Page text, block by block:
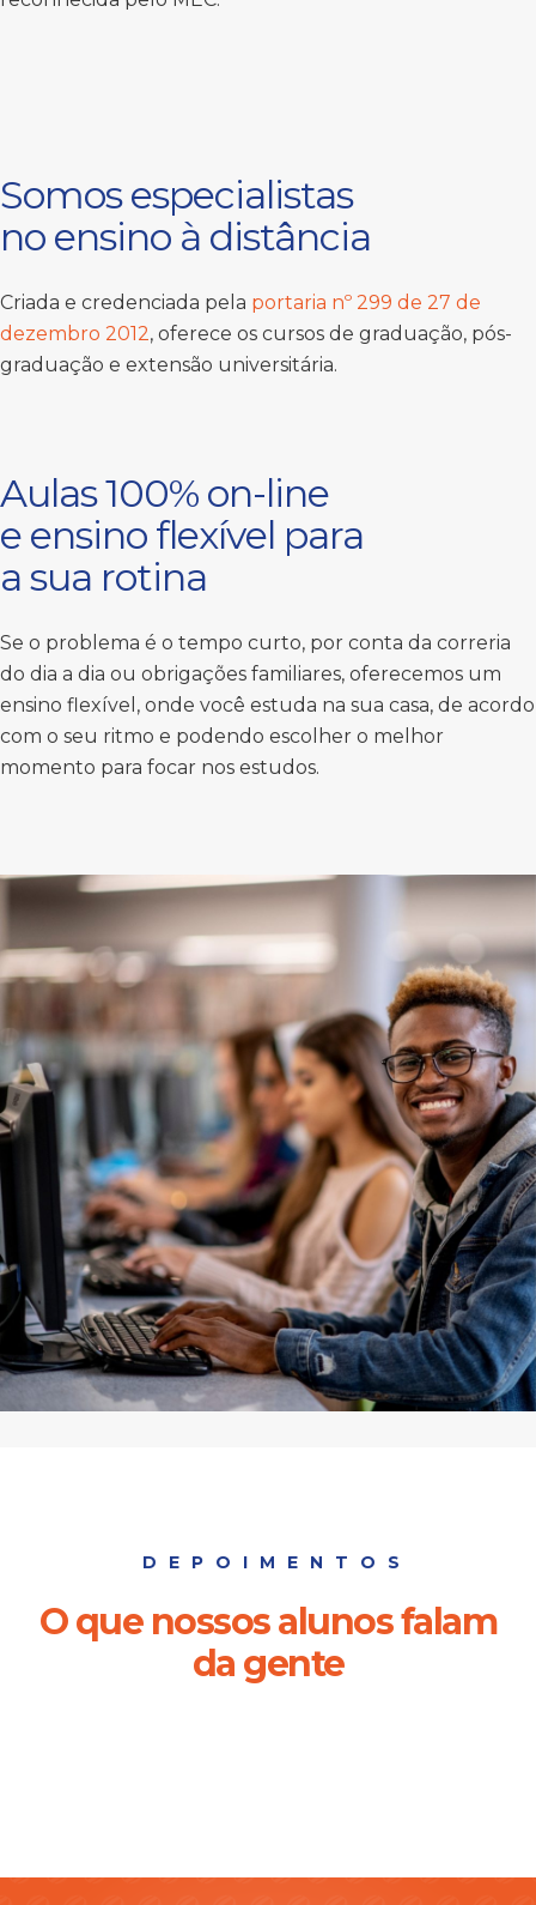
Somos especialistas
no ensino à distância
Criada e credenciada pela portaria nº 299 de 27 de
dezembro 2012, oferece os cursos de graduação, pós-
graduação e extensão universitária.
Aulas 100% on-line
e ensino flexível para
a sua rotina
Se o problema é o tempo curto, por conta da correria
do dia a dia ou obrigações familiares, oferecemos um
ensino flexível, onde você estuda na sua casa, de acordo
com o seu ritmo e podendo escolher o melhor
momento para focar nos estudos.
DEPOIMENTOS
O que nossos alunos falam
da gente